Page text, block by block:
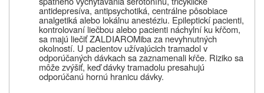
antidepresíva, antipsychotiká, centrálne pôsobiace
analgetiká alebo lokálnu anestéziu. Epileptickí pacienti,
kontrolovaní liečbou alebo pacienti náchylní ku kŕčom,
sa majú liečiťZALDIAROMiba za nevyhnutných
okolností. U pacientov užívajúcich tramadol v
odporúčaných dávkach sa zaznamenali kŕče. Riziko sa
môže zvýšiť, keď dávky tramadolu presahujú
odporúčanú hornú hranicu dávky.